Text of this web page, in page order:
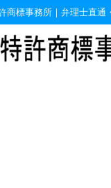
商標事務所｜弁理士直通